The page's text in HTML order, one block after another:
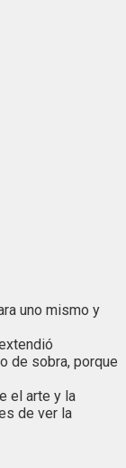
uno mismo y
de sobra, porque
el arte y la
de ver la